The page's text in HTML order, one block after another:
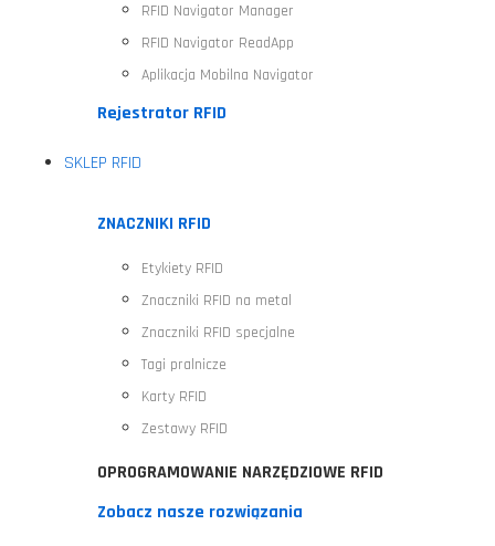
RFID Navigator Manager
RFID Navigator ReadApp
Aplikacja Mobilna Navigator
Rejestrator RFID
SKLEP RFID
ZNACZNIKI RFID
Etykiety RFID
Znaczniki RFID na metal
Znaczniki RFID specjalne
Tagi pralnicze
Karty RFID
Zestawy RFID
OPROGRAMOWANIE NARZĘDZIOWE RFID
Zobacz nasze rozwiązania